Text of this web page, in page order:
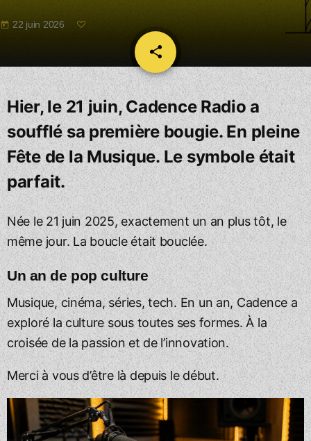
today 22 juin 2026
share
email
Hier, le 21 juin, Cadence Radio a
soufflé sa première bougie. En pleine
Fête de la Musique. Le symbole était
parfait.
Née le 21 juin 2025, exactement un an plus tôt, le
même jour. La boucle était bouclée.
Un an de pop culture
Musique, cinéma, séries, tech. En un an, Cadence a
exploré la culture sous toutes ses formes. À la
croisée de la passion et de l’innovation.
Merci à vous d’être là depuis le début.